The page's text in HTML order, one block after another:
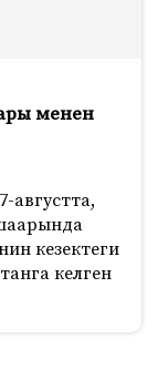
менен
августта,
кезектеги
келген